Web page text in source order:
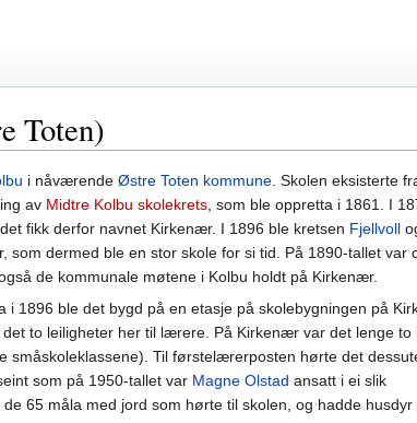
Toten)
i nåværende Østre Toten kommune. Skolen eksisterte
av Midtre Kolbu skolekrets, som ble oppretta i 1861. I
fikk derfor navnet Kirkenær. I 1896 ble kretsen Fjellvoll
som dermed ble en stor skole for si tid. På 1890-tallet var
de kommunale møtene i Kolbu holdt på Kirkenær.
i 1896 ble det bygd på en etasje på skolebygningen på
to leiligheter her til lærere. På Kirkenær var det lenge to
Til førstelærerposten hørte det
som på 1950-tallet var Magne Olstad ansatt i ei slik
65 måla med jord som hørte til skolen, og hadde husdyr